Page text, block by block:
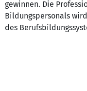
gewinnen. Die
Bildungspersonals
des